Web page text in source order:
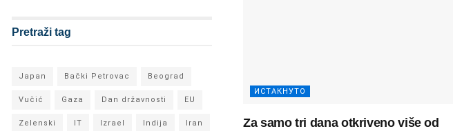
ИСТАКНУТО
Za samo tri dana otkriveno više od
Pretraži tag
Japan Bački Petrovac Beograd
Vučić Gaza Dan državnosti EU
Zelenski IT Izrael Indija Iran